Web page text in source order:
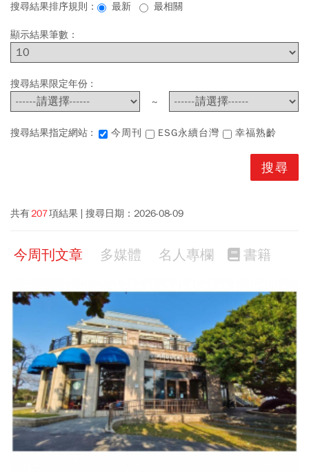
搜尋結果排序規則： 最新 最相關
顯示結果筆數：
搜尋結果限定年份 :
~
搜尋結果指定網站 : 今周刊 ESG永續台灣 幸福熟齡
共有207項結果 搜尋日期： 2026-08-09
今周刊文章 多媒體 名人專欄 書籍